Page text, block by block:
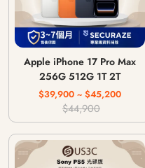
Apple iPhone 17 Pro Max
256G 512G 1T 2T
$39,900 ~ $45,200
$44,900